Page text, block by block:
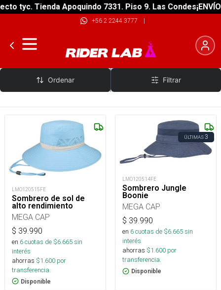
tyc. Tienda Apoquindo 7331. Piso 9. Las Condes
+56 2 2244 3777 |
MEGA CAP
Ordenar Filtrar
LMO120515FE
Sombrero de sol de
alto rendimiento
MEGA CAP
$ 39.990
en 6cuotas de $6.665sin
interés
ahorras $1.600 por
transferencia.
Disponible
ÚLTIMAS3
LMO120514FE
Sombrero Jungle
Boonie
MEGA CAP
$ 39.990
en 6cuotas de $6.665sin
interés
ahorras $1.600 por
transferencia.
Disponible